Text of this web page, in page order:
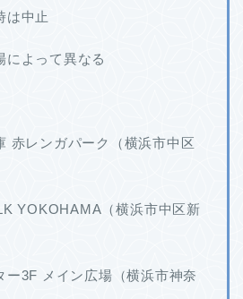
は中止
よって異なる
赤レンガパーク（横浜市中区
YOKOHAMA（横浜市中区新
ー3F メイン広場（横浜市神奈